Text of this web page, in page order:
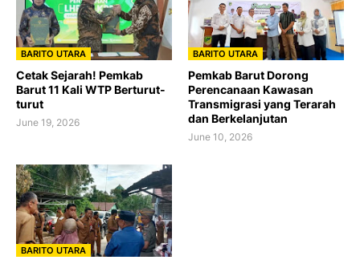
BARITO UTARA
Cetak Sejarah! Pemkab
Barut 11 Kali WTP Berturut-
turut
June 19, 2026
BARITO UTARA
Pemkab Barut Dorong
Perencanaan Kawasan
Transmigrasi yang Terarah
dan Berkelanjutan
June 10, 2026
BARITO UTARA